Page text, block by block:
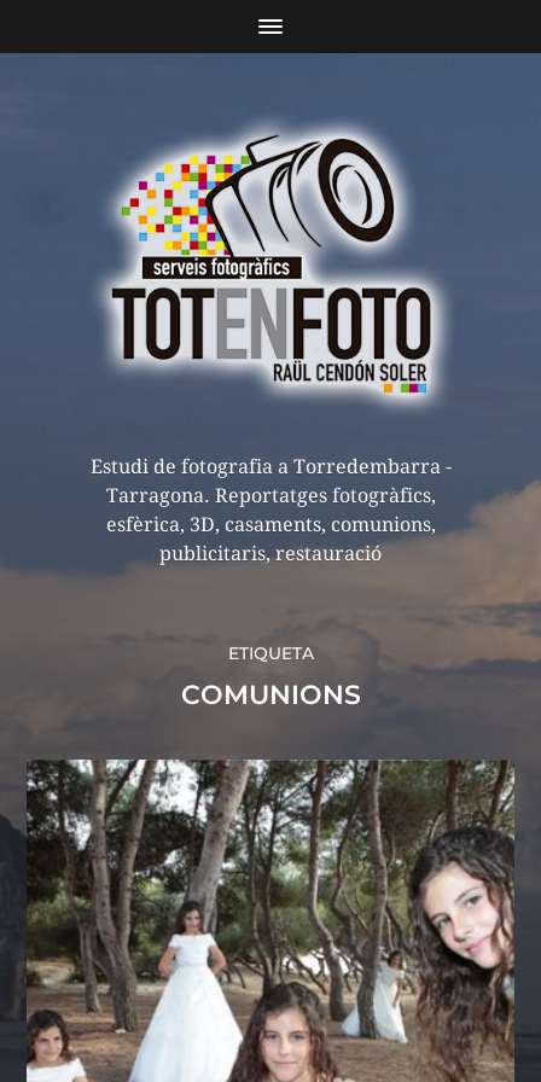
Estudi de fotografia a Torredembarra -
Tarragona. Reportatges fotogràfics,
esfèrica, 3D, casaments, comunions,
publicitaris, restauració
ETIQUETA
COMUNIONS